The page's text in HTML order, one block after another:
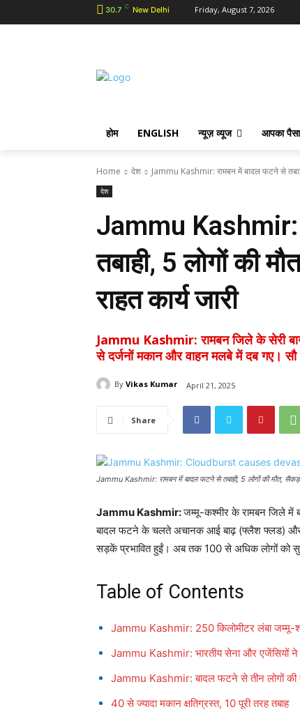
30.7 C New Delhi Friday, August 7, 2026
होम ENGLISH न्यूज़ व्यूज आपका पैसा
Home देश Jammu Kashmir: रामबन में बादल फटने से
देश
Jammu Kashmir:
तबाही, 5 लोगों की
राहत कार्य जारी
Jammu Kashmir: रामबन जिले के सेरी
से दर्जनों मकान और वाहन मलबे में दब गए। सौ
By Vikas Kumar April 21, 2025
Share
Jammu Kashmir: रामबन में बादल फटने से तबाही, 5 लोगों की मौत, सैकड़ों
Jammu Kashmir:जम्मू-कश्मीर के रामबन जिले में
बादल फटने के चलते अचानक आई बाढ़ (फ्लैश फ्लड) और
सड़कें प्रभावित हुईं। अब तक 100 से अधिक लोगों को
Table of Contents
Jammu Kashmir: 250 किलोमीटर लंबा जम्मू-
Jammu Kashmir: भारतीय सेना और एजेंसियों ने
Jammu Kashmir: बादल फटने से तीन लोगों की
40 से ज्यादा मकान क्षतिग्रस्त, 10 पूरी तरह तबाह